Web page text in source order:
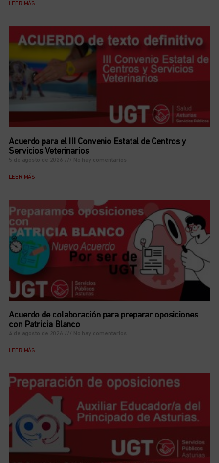
LEER MÁS
Acuerdo para el III Convenio Estatal de Centros y
Servicios Veterinarios
5 de agosto de 2026 No hay comentarios
LEER MÁS
Acuerdo de colaboración para preparar oposiciones
con Patricia Blanco
4 de agosto de 2026 No hay comentarios
LEER MÁS